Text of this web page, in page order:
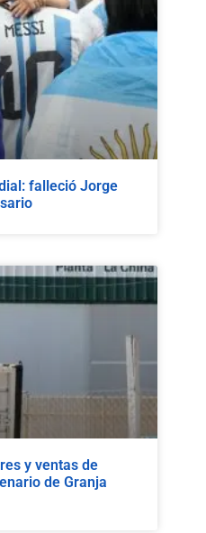
falleció Jorge
y ventas de
de Granja